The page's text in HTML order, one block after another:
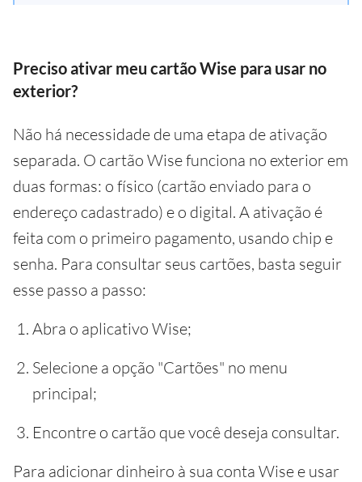
Preciso ativar meu cartão Wise para usar no
exterior?
Não há necessidade de uma etapa de ativação
separada. O cartão Wise funciona no exterior em
duas formas: o físico (cartão enviado para o
endereço cadastrado) e o digital. A ativação é
feita com o primeiro pagamento, usando chip e
senha. Para consultar seus cartões, basta seguir
esse passo a passo:
Abra o aplicativo Wise;
Selecione a opção "Cartões" no menu
principal;
Encontre o cartão que você deseja consultar.
Para adicionar dinheiro à sua conta Wise e usar